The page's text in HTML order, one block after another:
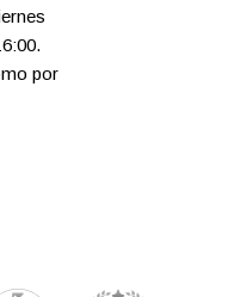
por